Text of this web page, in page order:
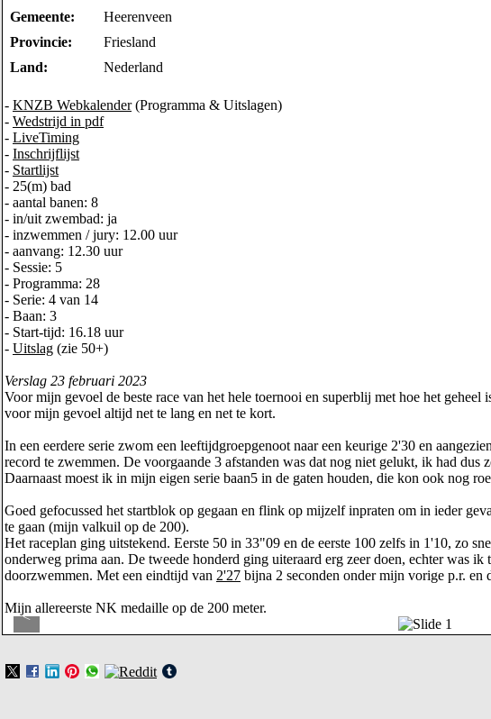
Gemeente:
Heerenveen
Provincie:
Friesland
Land:
Nederland
- KNZB Webkalender(Programma & Uitslagen)
- Wedstrijd in pdf
- LiveTiming
- Inschrijflijst
- Startlijst
- 25(m) bad
- aantal banen: 8
- in/uit zwembad: ja
- inzwemmen / jury: 12.00 uur
- aanvang: 12.30 uur
- Sessie: 5
- Programma: 28
- Serie: 4 van 14
- Baan: 3
- Start-tijd: 16.18 uur
- Uitslag (zie 50+)
Verslag 23 februari 2023
Voor mijn gevoel de beste race van het hele toernooi en superblij met hoe het
voor mijn gevoel altijd net te lang en net te kort.
In een eerdere serie zwom een leeftijdgroepgenoot naar een keurige 2'30 en
record te zwemmen. De voorgaande 3 afstanden was dat nog niet gelukt, ik had dus
Daarnaast moest ik in mijn eigen serie baan5 in de gaten houden, die kon ook nog
Goed gefocussed het startblok op gegaan en flink op mijzelf inpraten om in ieder
te gaan (mijn valkuil op de 200).
Het raceplan ging uitstekend. Eerste 50 in 33"09 en de eerste 100 zelfs in 1'10, zo
onderweg prima aan. De tweede honderd ging uiteraard erg zeer doen, echter was
doorzwemmen. Met een eindtijd van 2'27 bijna 2 seconden onder mijn vorige p.r. en
Mijn allereerste NK medaille op de 200 meter.
<